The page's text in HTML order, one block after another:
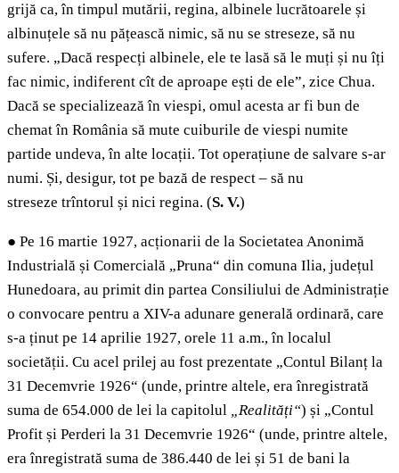
grijă ca, în timpul mutării, regina, albinele lucrătoarele și
albinuțele să nu pățească nimic, să nu se streseze, să nu
sufere. „Dacă respecți albinele, ele te lasă să le muți și nu îți
fac nimic, indiferent cît de aproape ești de ele”, zice Chua.
Dacă se specializează în viespi, omul acesta ar fi bun de
chemat în România să mute cuiburile de viespi numite
partide undeva, în alte locații. Tot operațiune de salvare s-ar
numi. Și, desigur, tot pe bază de respect – să nu
streseze trîntorul și nici regina. (S. V.)
● Pe 16 martie 1927, acționarii de la Societatea Anonimă
Industrială și Comercială „Pruna“ din comuna Ilia, județul
Hunedoara, au primit din partea Consiliului de Administrație
o convocare pentru a XIV-a adunare generală ordinară, care
s-a ținut pe 14 aprilie 1927, orele 11 a.m., în localul
societății. Cu acel prilej au fost prezentate „Contul Bilanț la
31 Decemvrie 1926“ (unde, printre altele, era înregistrată
suma de 654.000 de lei la capitolul „Realități“) și „Contul
Profit și Perderi la 31 Decemvrie 1926“ (unde, printre altele,
era înregistrată suma de 386.440 de lei și 51 de bani la